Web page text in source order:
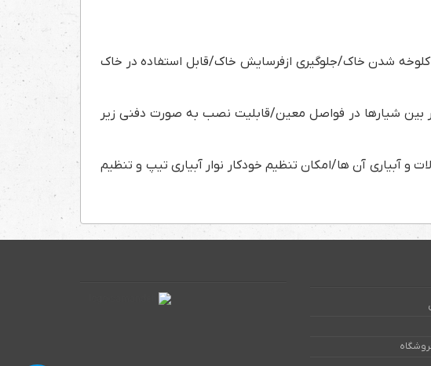
شدن خاک/جلوگیری ازفرسایش خاک/قابل استفاده در خاک
شیارها در فواصل معین/قابلیت نصب به صورت دفنی زیر
و آبیاری آن ها/امکان تنظیم خودکار نوار آبیاری تیپ و تنظیم